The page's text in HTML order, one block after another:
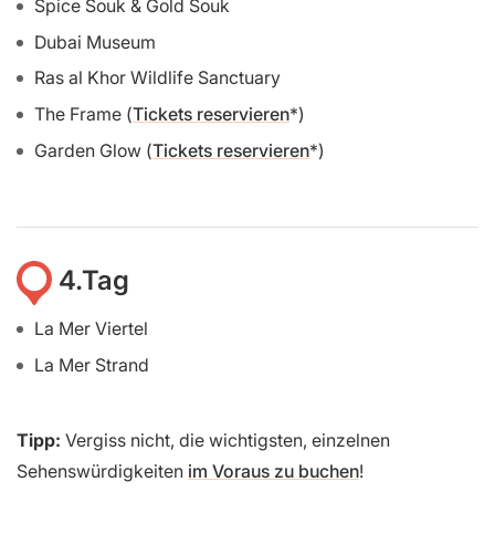
Spice Souk & Gold Souk
Dubai Museum
Ras al Khor Wildlife Sanctuary
The Frame (Tickets reservieren )
Garden Glow (Tickets reservieren )
4.Tag
La Mer Viertel
La Mer Strand
Tipp: Vergiss nicht, die wichtigsten, einzelnen
Sehenswürdigkeiten im Voraus zu buchen!